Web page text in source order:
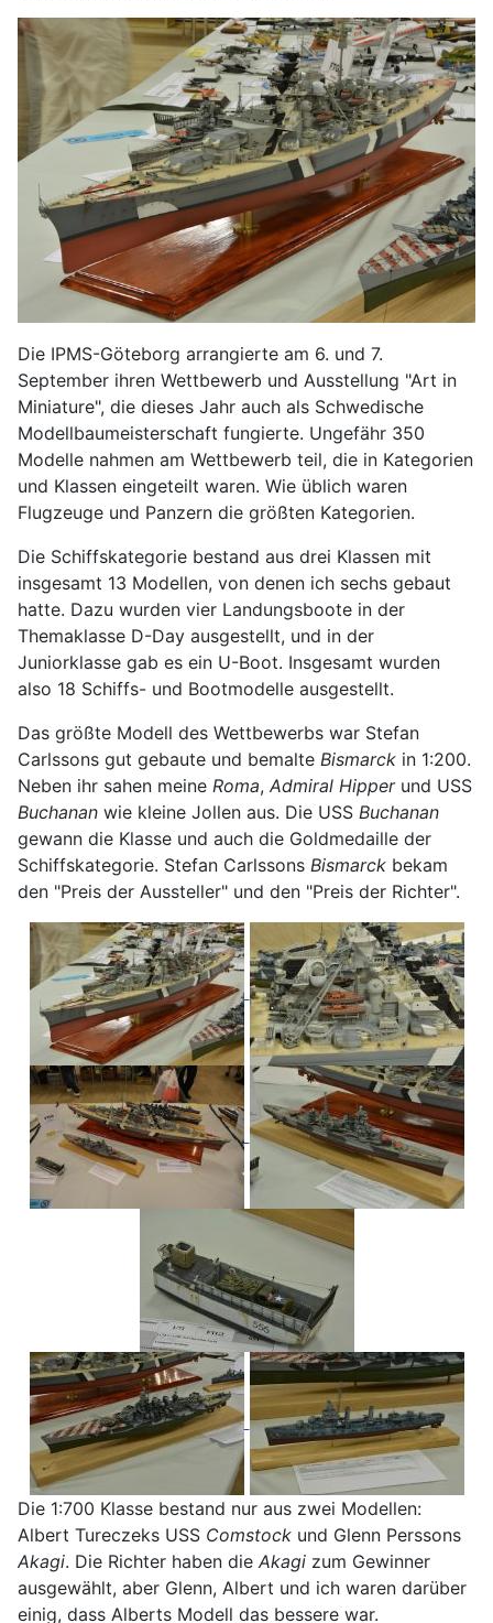
Die IPMS-Göteborg arrangierte am 6. und 7.
September ihren Wettbewerb und Ausstellung "Art in
Miniature", die dieses Jahr auch als Schwedische
Modellbaumeisterschaft fungierte. Ungefähr 350
Modelle nahmen am Wettbewerb teil, die in Kategorien
und Klassen eingeteilt waren. Wie üblich waren
Flugzeuge und Panzern die größten Kategorien.
Die Schiffskategorie bestand aus drei Klassen mit
insgesamt 13 Modellen, von denen ich sechs gebaut
hatte. Dazu wurden vier Landungsboote in der
Themaklasse D-Day ausgestellt, und in der
Juniorklasse gab es ein U-Boot. Insgesamt wurden
also 18 Schiffs- und Bootmodelle ausgestellt.
Das größte Modell des Wettbewerbs war Stefan
Carlssons gut gebaute und bemalte Bismarck in 1:200.
Neben ihr sahen meine Roma, Admiral Hipperund USS
Buchanan wie kleine Jollen aus. Die USS Buchanan
gewann die Klasse und auch die Goldmedaille der
Schiffskategorie. Stefan Carlssons Bismarck bekam
den "Preis der Aussteller" und den "Preis der Richter".
Die 1:700 Klasse bestand nur aus zwei Modellen:
Albert Tureczeks USS Comstock und Glenn Perssons
Akagi. Die Richter haben die Akagi zum Gewinner
ausgewählt, aber Glenn, Albert und ich waren darüber
einig, dass Alberts Modell das bessere war.